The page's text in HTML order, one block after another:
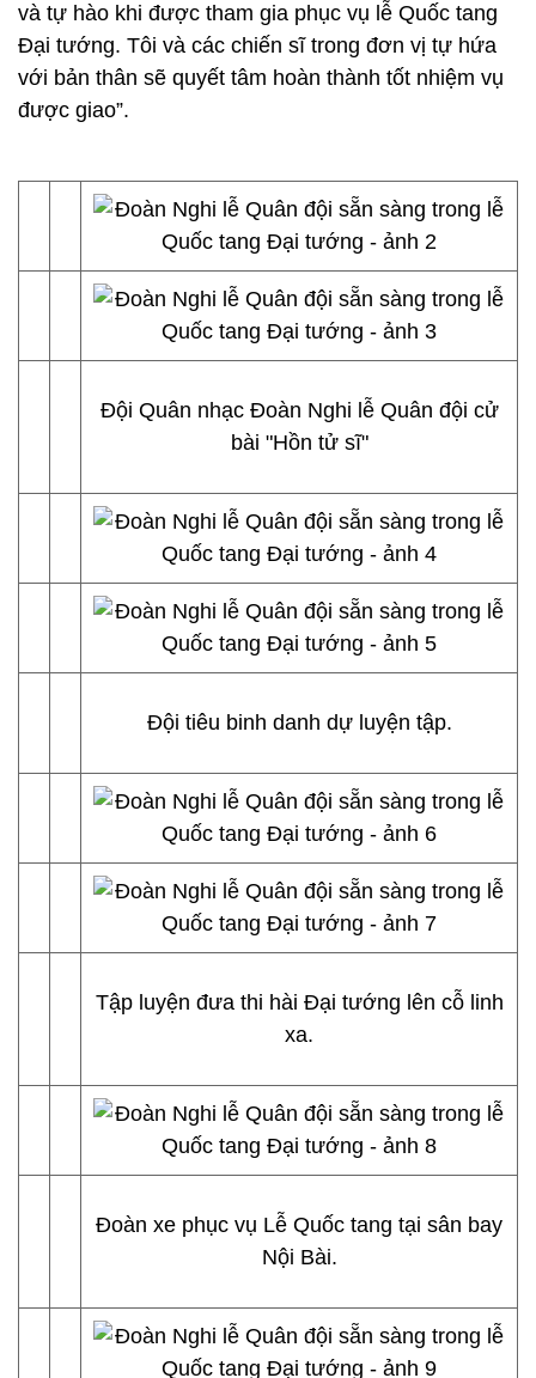
và tự hào khi được tham gia phục vụ lễ Quốc tang
Đại tướng. Tôi và các chiến sĩ trong đơn vị tự hứa
với bản thân sẽ quyết tâm hoàn thành tốt nhiệm vụ
được giao”.
Đội Quân nhạc Đoàn Nghi lễ Quân đội cử
bài "Hồn tử sĩ"
Đội tiêu binh danh dự luyện tập.
Tập luyện đưa thi hài Đại tướng lên cỗ linh
xa.
Đoàn xe phục vụ Lễ Quốc tang tại sân bay
Nội Bài.